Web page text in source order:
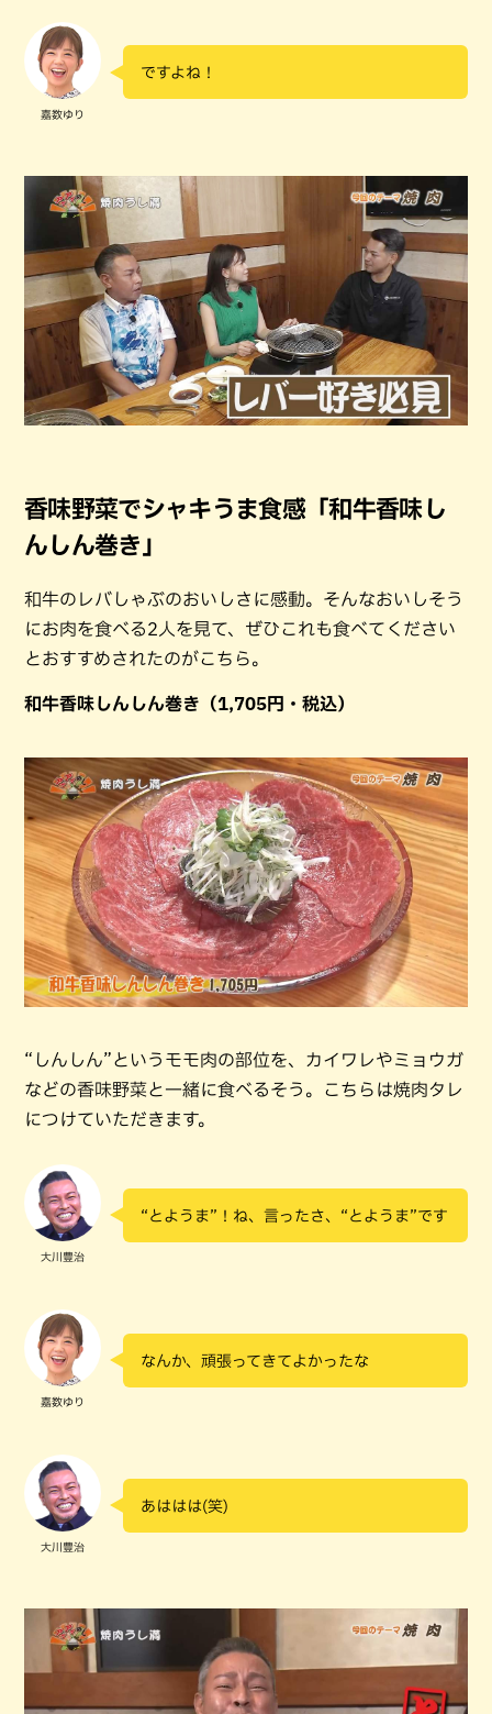
嘉数ゆり
ですよね！
香味野菜でシャキうま食感「和牛香味し
んしん巻き」
和牛のレバしゃぶのおいしさに感動。そんなおいしそう
にお肉を食べる2人を見て、ぜひこれも食べてください
とおすすめされたのがこちら。
和牛香味しんしん巻き（1,705円・税込）
“しんしん”というモモ肉の部位を、カイワレやミョウガ
などの香味野菜と一緒に食べるそう。こちらは焼肉タレ
につけていただきます。
大川豊治
“とようま”！ね、言ったさ、“とようま”です
嘉数ゆり
なんか、頑張ってきてよかったな
大川豊治
あははは(笑)